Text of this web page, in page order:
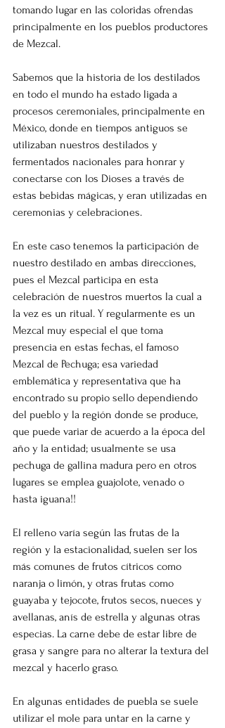
tomando lugar en las coloridas ofrendas
principalmente en los pueblos productores
de Mezcal.
Sabemos que la historia de los destilados
en todo el mundo ha estado ligada a
procesos ceremoniales, principalmente en
México, donde en tiempos antiguos se
utilizaban nuestros destilados y
fermentados nacionales para honrar y
conectarse con los Dioses a través de
estas bebidas mágicas, y eran utilizadas en
ceremonias y celebraciones.
En este caso tenemos la participación de
nuestro destilado en ambas direcciones,
pues el Mezcal participa en esta
celebración de nuestros muertos la cual a
la vez es un ritual. Y regularmente es un
Mezcal muy especial el que toma
presencia en estas fechas, el famoso
Mezcal de Pechuga; esa variedad
emblemática y representativa que ha
encontrado su propio sello dependiendo
del pueblo y la región donde se produce,
que puede variar de acuerdo a la época del
año y la entidad; usualmente se usa
pechuga de gallina madura pero en otros
lugares se emplea guajolote, venado o
hasta iguana!!
El relleno varía según las frutas de la
región y la estacionalidad, suelen ser los
más comunes de frutos cítricos como
naranja o limón, y otras frutas como
guayaba y tejocote, frutos secos, nueces y
avellanas, anís de estrella y algunas otras
especias. La carne debe de estar libre de
grasa y sangre para no alterar la textura del
mezcal y hacerlo graso.
En algunas entidades de puebla se suele
utilizar el mole para untar en la carne y